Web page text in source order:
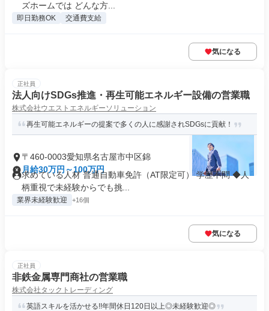
ズホームでは どんな方...
即日勤務OK 交通費支給
気になる
正社員
法人向けSDGs推進・再生可能エネルギー設備の営業職
株式会社ウエストエネルギーソリューション
再生可能エネルギーの提案で多くの人に感謝されSDGsに貢献！
〒460-0003愛知県名古屋市中区錦
月給30万円～100万円
求めている人材 普通自動車免許（AT限定可） 学歴不問 ◆人
柄重視で未経験からでも挑...
業界未経験歓迎 +16個
気になる
正社員
非鉄金属専門商社の営業職
株式会社タックトレーディング
英語スキルを活かせる!!年間休日120日以上◎未経験歓迎◎